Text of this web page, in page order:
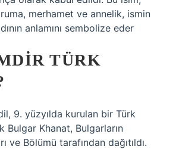
merhamet ve annelik, ismin
anlamını sembolize eder
TÜRK
9. yüzyılda kurulan bir Türk
Bulgar Khanat, Bulgarların
ve Bölümü tarafından dağıtıldı.